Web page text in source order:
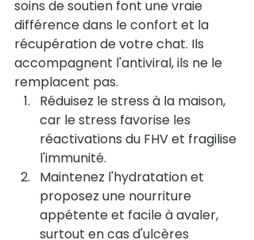
soins de soutien font une vraie
différence dans le confort et la
récupération de votre chat. Ils
accompagnent l'antiviral, ils ne le
remplacent pas.
Réduisez le stress à la maison,
car le stress favorise les
réactivations du FHV et fragilise
l'immunité.
Maintenez l'hydratation et
proposez une nourriture
appétente et facile à avaler,
surtout en cas d'ulcères